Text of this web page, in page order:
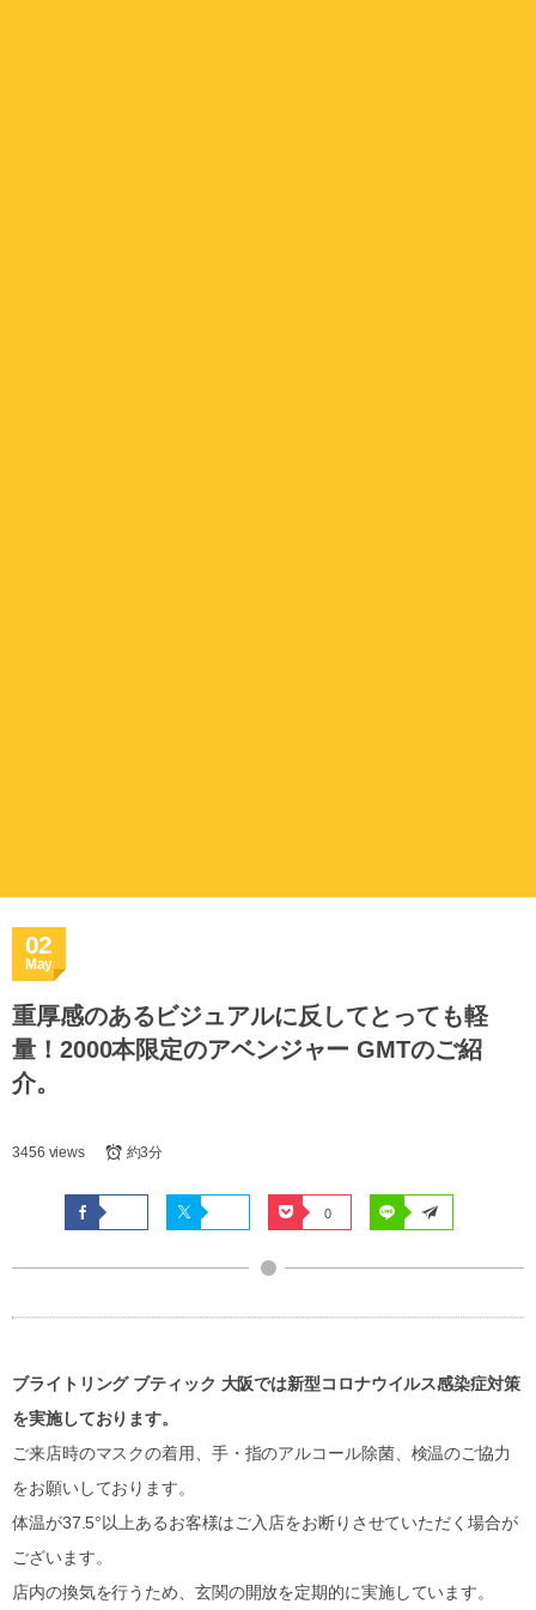
02
May
重厚感のあるビジュアルに反してとっても軽
量！2000本限定のアベンジャー GMTのご紹
介。
3456 views 約3分
0
ブライトリング ブティック 大阪では新型コロナウイルス感染症対策
を実施しております。
ご来店時のマスクの着用、手・指のアルコール除菌、検温のご協力
をお願いしております。
体温が37.5°以上あるお客様はご入店をお断りさせていただく場合が
ございます。
店内の換気を行うため、玄関の開放を定期的に実施しています。